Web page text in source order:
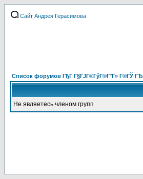
Сайт Андрея Герасимова
Список форумов ГђГ Г§ГЈГ®ГўГ®Г°Г» Г®ГЎ
Не являетесь членом групп